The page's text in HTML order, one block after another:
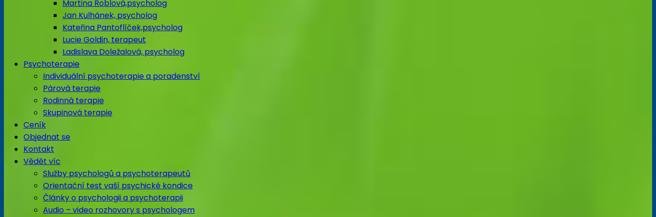
Martina Roblová,psycholog
Jan Kulhánek, psycholog
Kateřina Pantoflíček,psycholog
Lucie Goldin, terapeut
Ladislava Doležalová, psycholog
Psychoterapie
Individuální psychoterapie a poradenství
Párová terapie
Rodinná terapie
Skupinová terapie
Ceník
Objednat se
Kontakt
Vědět víc
Služby psychologů a psychoterapeutů
Orientační test vaší psychické kondice
Články o psychologii a psychoterapii
Audio – video rozhovory s psychologem